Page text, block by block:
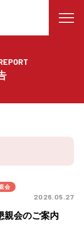
会
2026.05.27
会のご案内